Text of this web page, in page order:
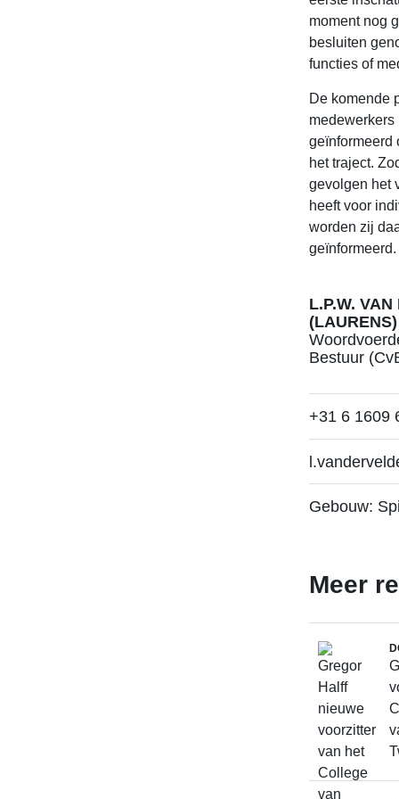
moment nog
besluiten
functies of
De komende
geïnformeerd
het traject.
gevolgen het
heeft voor
worden zij
geïnformeerd.
L.P.W.
(LAURENS)
Bestuur
+31 6 1609
Gebouw:
Meer